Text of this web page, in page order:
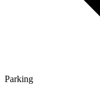
Parking